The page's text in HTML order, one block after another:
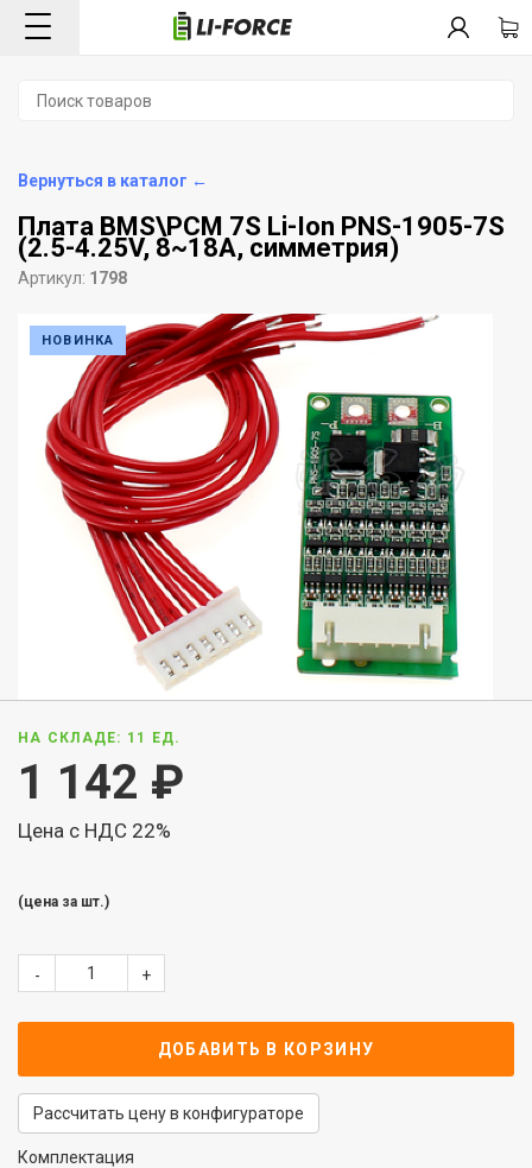
Вернуться в каталог ←
Плата BMS\PCM 7S Li-Ion PNS-1905-7S
(2.5-4.25V, 8~18A, симметрия)
Артикул: 1798
НОВИНКА
НА СКЛАДЕ: 11 ЕД.
1 142 ₽
Цена с НДС 22%
(цена за шт.)
- +
ДОБАВИТЬ В КОРЗИНУ
Рассчитать цену в конфигураторе
Комплектация